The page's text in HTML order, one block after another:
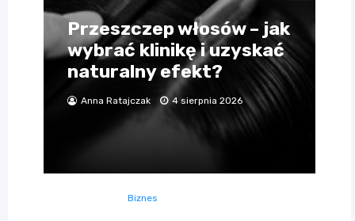
Przeszczep włosów – jak
wybrać klinikę i uzyskać
naturalny efekt?
Anna Ratajczak 4 sierpnia 2026
Biznes